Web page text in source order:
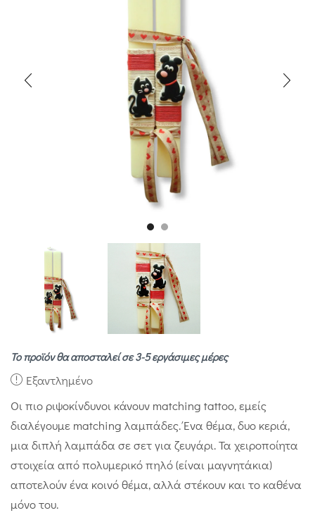
Το προϊόν θα αποσταλεί σε 3-5 εργάσιμες μέρες
Εξαντλημένο
Οι πιο ριψοκίνδυνοι κάνουν matching tattoo, εμείς
διαλέγουμε matching λαμπάδες. Ένα θέμα, δυο κεριά,
μια διπλή λαμπάδα σε σετ για ζευγάρι. Τα χειροποίητα
στοιχεία από πολυμερικό πηλό (είναι μαγνητάκια)
αποτελούν ένα κοινό θέμα, αλλά στέκουν και το καθένα
μόνο του.